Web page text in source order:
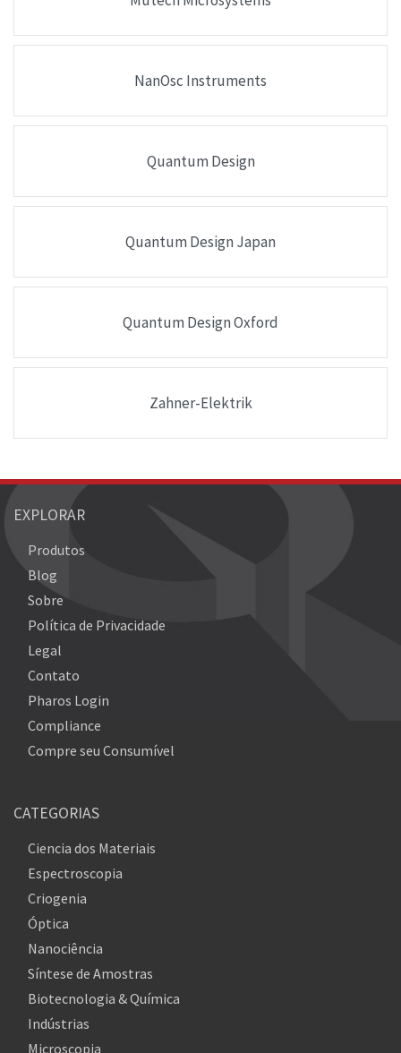
NanOsc Instruments
Quantum Design
Quantum Design Japan
Quantum Design Oxford
Zahner-Elektrik
EXPLORAR
Produtos
Blog
Sobre
Política de Privacidade
Legal
Contato
Pharos Login
Compliance
Compre seu Consumível
CATEGORIAS
Ciencia dos Materiais
Espectroscopia
Criogenia
Óptica
Nanociência
Síntese de Amostras
Biotecnologia & Química
Indústrias
Microscopia